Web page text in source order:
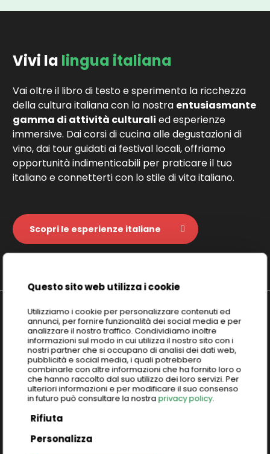
Questo sito web utilizza i cookie
Utilizziamo i cookie per personalizzare contenuti ed
annunci, per fornire funzionalità dei social media e per
analizzare il nostro traffico. Condividiamo inoltre
informazioni sul modo in cui utilizza il nostro sito con i
nostri partner che si occupano di analisi dei dati web,
pubblicità e social media, i quali potrebbero
combinarle con altre informazioni che ha fornito loro o
che hanno raccolto dal suo utilizzo dei loro servizi. Per
ulteriori informazioni e per modificare il suo consenso
in futuro può consultare la nostra privacy policy.
Rifiuta
Personalizza
Vivi la lingua italiana
Vai oltre il libro di testo e sperimenta la ricchezza
della cultura italiana con la nostra entusiasmante
gamma di attività culturali ed esperienze
immersive. Dai corsi di cucina alle degustazioni di
vino, dai tour guidati ai festival locali, offriamo
opportunità indimenticabili per praticare il tuo
italiano e connetterti con lo stile di vita italiano.
Scopri le esperienze italiane
ScopriICELD: Italian Culture &
Excellence Learning Division
Programmi di gruppo su misura che esplorano
l’eccellenza italiana: arte, cibo, cultura, moda,
design e molto altro ancora.
immersivi unici
patrimonio italiano.